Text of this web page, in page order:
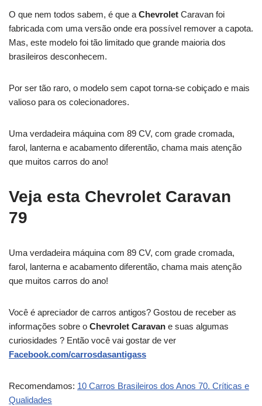
O que nem todos sabem, é que a Chevrolet Caravan foi
fabricada com uma versão onde era possível remover a capota.
Mas, este modelo foi tão limitado que grande maioria dos
brasileiros desconhecem.
Por ser tão raro, o modelo sem capot torna-se cobiçado e mais
valioso para os colecionadores.
Uma verdadeira máquina com 89 CV, com grade cromada,
farol, lanterna e acabamento diferentão, chama mais atenção
que muitos carros do ano!
Veja esta Chevrolet Caravan
79
Uma verdadeira máquina com 89 CV, com grade cromada,
farol, lanterna e acabamento diferentão, chama mais atenção
que muitos carros do ano!
Você é apreciador de carros antigos? Gostou de receber as
informações sobre o Chevrolet Caravan e suas algumas
curiosidades ? Então você vai gostar de ver
Facebook.com/carrosdasantigass
Recomendamos: 10 Carros Brasileiros dos Anos 70. Críticas e
Qualidades